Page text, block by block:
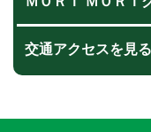
交通アクセスを見る